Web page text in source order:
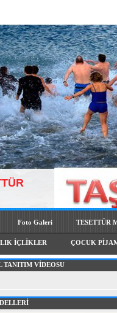
Foto Galeri TESETTÜR
İÇLİKLER ÇOCUK
TANITIM VİDEOSU